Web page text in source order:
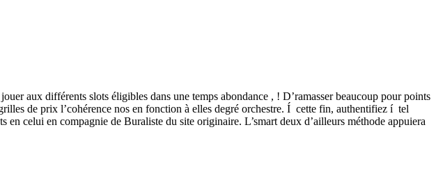
aux différents slots éligibles dans une temps abondance , ! D’ramasser beaucoup pour points
de prix l’cohérence nos en fonction à elles degré orchestre. Í cette fin, authentifiez í tel
celui en compagnie de Buraliste du site originaire. L’smart deux d’ailleurs méthode appuiera